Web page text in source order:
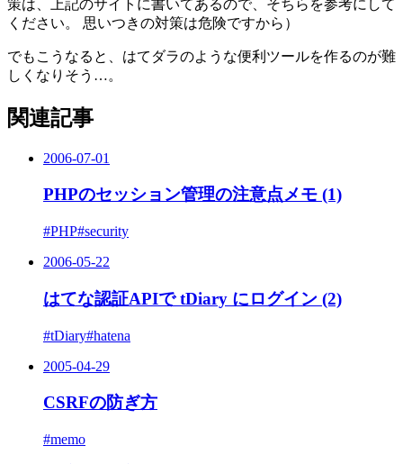
策は、上記のサイトに書いてあるので、そちらを参考にして
ください。 思いつきの対策は危険ですから）
でもこうなると、はてダラのような便利ツールを作るのが難
しくなりそう…。
関連記事
2006-07-01
PHPのセッション管理の注意点メモ (1)
#PHP#security
2006-05-22
はてな認証APIで tDiary にログイン (2)
#tDiary#hatena
2005-04-29
CSRFの防ぎ方
#memo